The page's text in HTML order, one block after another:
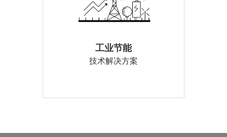
工业节能
技术解决方案